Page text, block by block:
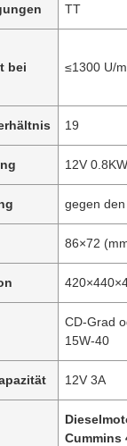
TT
bei
≤1300 U/
19
12V 0.8KW
gegen
86×72
CD-Grad
15W-40
12V 3A
Cummins